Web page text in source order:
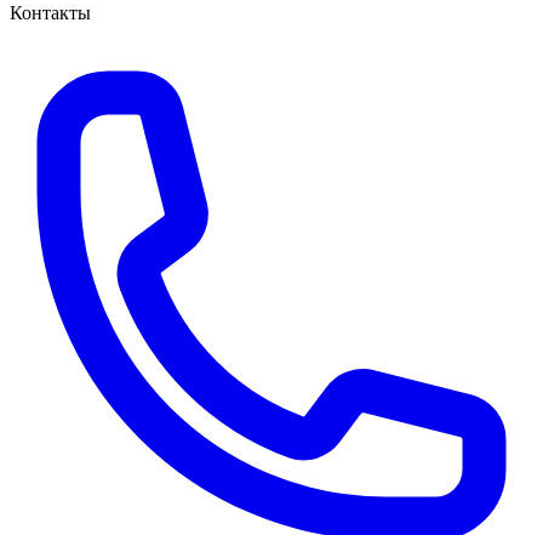
Контакты